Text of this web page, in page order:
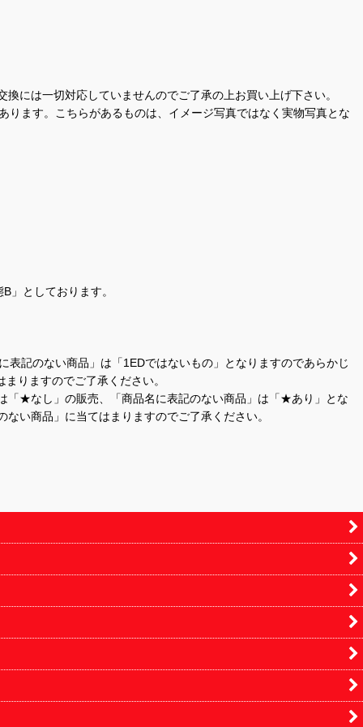
には一切対応していませんのでご了承の上お買い上げ下さい。
ます。こちらがあるものは、イメージ写真ではなく実物写真とな
」としております。
記のない商品」は「1EDではないもの」となりますのであらかじ
りますのでご了承ください。
★なし」の販売、「商品名に表記のない商品」は「★あり」とな
い商品」に当てはまりますのでご了承ください。